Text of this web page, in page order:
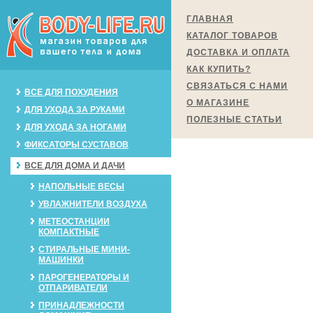
ВСЕ ДЛЯ ПОХУДЕНИЯ
ДЛЯ УХОДА ЗА РУКАМИ
ДЛЯ УХОДА ЗА НОГАМИ
ФИКСАТОРЫ СУСТАВОВ
ВСЕ ДЛЯ ДОМА И ДАЧИ
НАПОЛЬНЫЕ ВЕСЫ
УВЛАЖНИТЕЛИ ВОЗДУХА
МЕТЕОСТАНЦИИ
КОМПАКТНЫЕ
СТИРАЛЬНЫЕ МИНИ-
МАШИНКИ
ПАРОГЕНЕРАТОРЫ И
ОТПАРИВАТЕЛИ
ПРИНАДЛЕЖНОСТИ
ГЛАВНАЯ
КАТАЛОГ ТОВАРОВ
ДОСТАВКА И ОПЛАТА
КАК КУПИТЬ?
СВЯЗАТЬСЯ С НАМИ
О МАГАЗИНЕ
ПОЛЕЗНЫЕ СТАТЬИ